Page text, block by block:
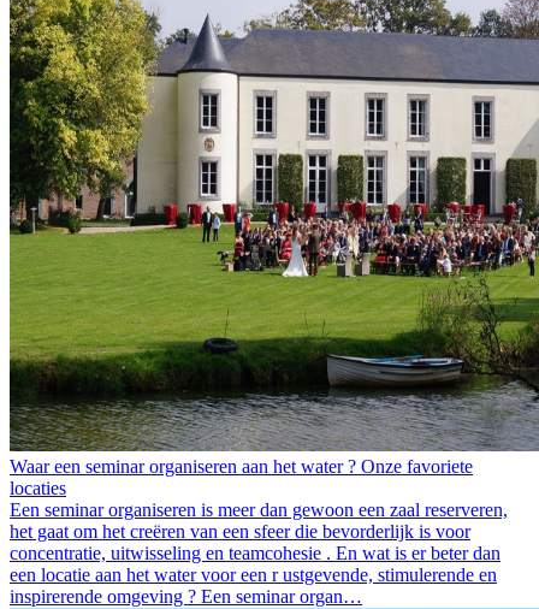
Waar een seminar organiseren aan het water ? Onze favoriete
locaties
Een seminar organiseren is meer dan gewoon een zaal reserveren,
het gaat om het creëren van een sfeer die bevorderlijk is voor
concentratie, uitwisseling en teamcohesie . En wat is er beter dan
een locatie aan het water voor een r ustgevende, stimulerende en
inspirerende omgeving ? Een seminar organ…